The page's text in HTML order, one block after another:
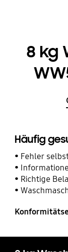
8 kg
Häufig
Fehler
Richtige